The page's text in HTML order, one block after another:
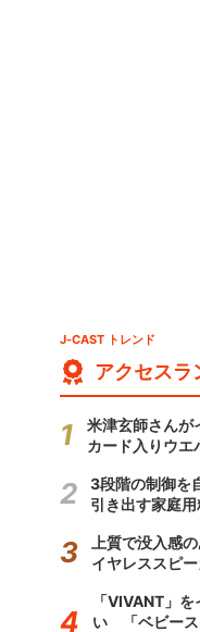
J-CAST トレンド
アクセスラ
米津玄師さんが
カード入りウエ
3段階の制御を
引き出す家庭
上質で没入感
イヤレススピ
「VIVANT」
い 「ベビース